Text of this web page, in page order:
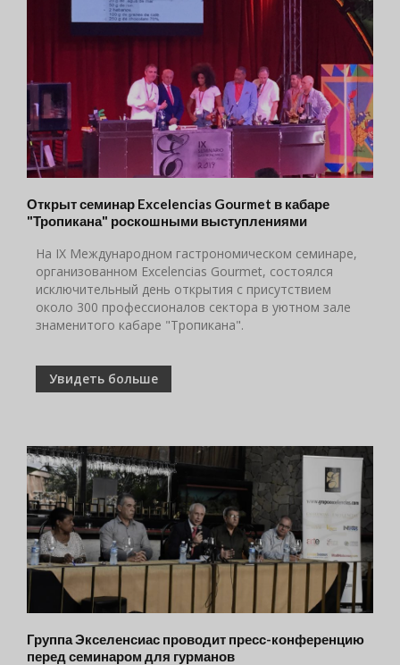
Открыт семинар Excelencias Gourmet в кабаре
"Тропикана" роскошными выступлениями
На IX Международном гастрономическом семинаре,
организованном Excelencias Gourmet, состоялся
исключительный день открытия c присутствием
около 300 профессионалов сектора в уютном зале
знаменитого кабаре "Тропикана".
Увидеть больше
Группа Экселенсиас проводит пресс-конференцию
перед семинаром для гурманов